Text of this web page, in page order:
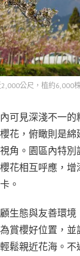
公尺，植約6,000
可見深淺不一
花，俯瞰則是
角。園區內特別
花相互呼應，
。
生態與友善環
賞櫻好位置，
鬆親近花海。